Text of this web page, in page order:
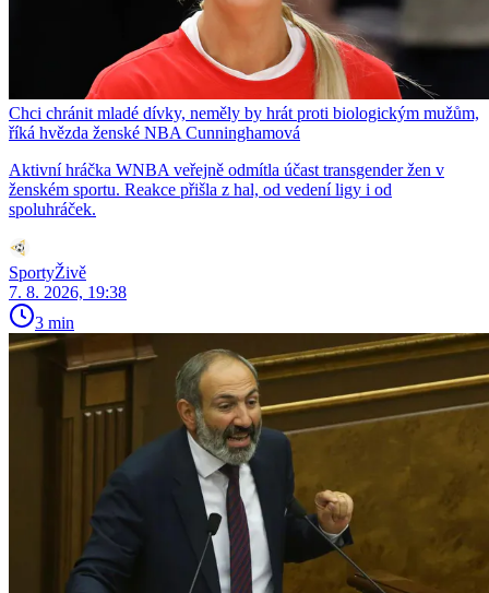
Chci chránit mladé dívky, neměly by hrát proti biologickým mužům,
říká hvězda ženské NBA Cunninghamová
Aktivní hráčka WNBA veřejně odmítla účast transgender žen v
ženském sportu. Reakce přišla z hal, od vedení ligy i od
spoluhráček.
SportyŽivě
7. 8. 2026, 19:38
3 min